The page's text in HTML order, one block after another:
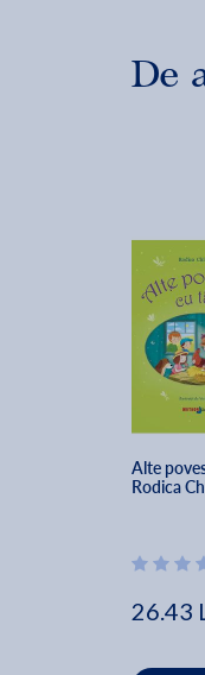
De
Alte
Rodica
26.43